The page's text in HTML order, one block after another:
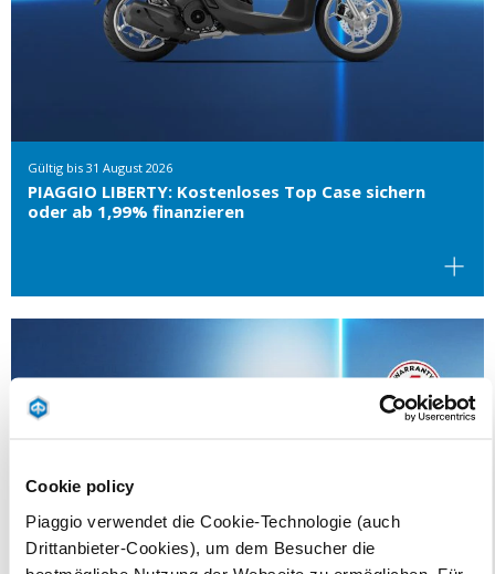
Cookie policy
Piaggio verwendet die Cookie-Technologie (auch
Drittanbieter-Cookies), um dem Besucher die
Gültig bis 31 August 2026
PIAGGIO LIBERTY: Kostenloses Top Case sichern
oder ab 1,99% finanzieren